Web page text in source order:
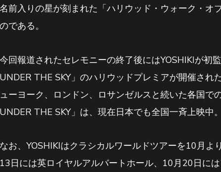
名前入りの星が刻まれた「ハリウッド・ウォーク・オ
のである。
今回報道されたセレモニーの終了後にはYOSHIKIが初
UNDER THE SKY」のハリウッドプレミアが開催さ
ューヨーク、ロンドン、ロサンゼルスと続いた各国で
UNDER THE SKY」は、現在日本でも全国一斉上映中。
なお、YOSHIKIはクラシカルワールドツアーを10月
13日には英ロイヤルアルバートホール、10月20日に